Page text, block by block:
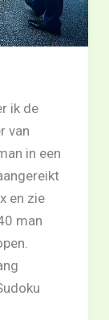
ik de
van
in een
en zie
man